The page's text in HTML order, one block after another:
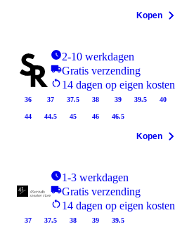
Kopen
2-10 werkdagen
Gratis verzending
14 dagen op eigen kosten
36 37 37.5 38 39 39.5 40
44 44.5 45 46 46.5
Kopen
1-3 werkdagen
Gratis verzending
14 dagen op eigen kosten
37 37.5 38 39 39.5